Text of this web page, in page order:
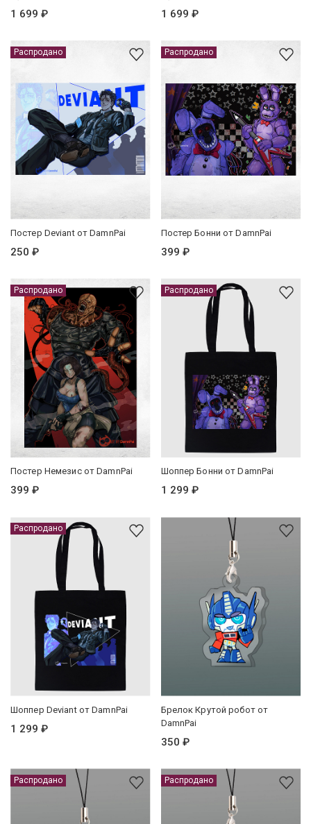
1 699 ₽ 1 699 ₽
Распродано
Постер Deviant от DamnPai
250 ₽
Распродано
Постер Бонни от DamnPai
399 ₽
Распродано
Постер Немезис от DamnPai
399 ₽
Распродано
Шоппер Бонни от DamnPai
1 299 ₽
Распродано
Шоппер Deviant от DamnPai
1 299 ₽
Брелок Крутой робот от
DamnPai
350 ₽
Распродано Распродано